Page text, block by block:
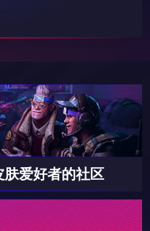
爱好者的社区